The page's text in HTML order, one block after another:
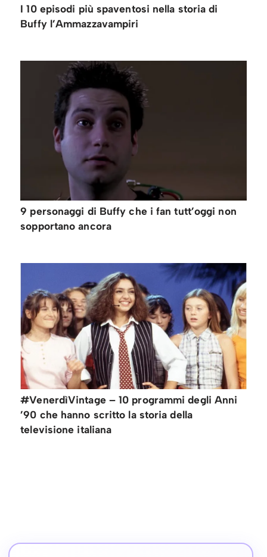
I 10 episodi più spaventosi nella storia di
Buffy l’Ammazzavampiri
9 personaggi di Buffy che i fan tutt’oggi non
sopportano ancora
#VenerdìVintage – 10 programmi degli Anni
’90 che hanno scritto la storia della
televisione italiana